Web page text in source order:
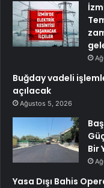
Buğday vadeli
açılacak
Ağustos 5, 2026
Bir
Yasa Dışı Bahis